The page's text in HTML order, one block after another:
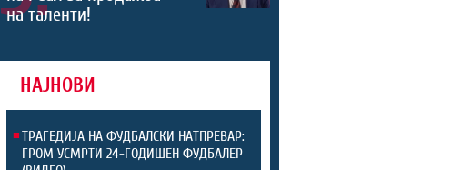
на таленти!
НАЈНОВИ
ТРАГЕДИЈА НА ФУДБАЛСКИ НАТПРЕВАР:
ГРОМ УСМРТИ 24-ГОДИШЕН ФУДБАЛЕР